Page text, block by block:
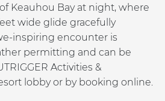
Keauhou Bay at night, where
wide glide gracefully
inspiring encounter is
permitting and can be
Activities &
lobby or by booking online.